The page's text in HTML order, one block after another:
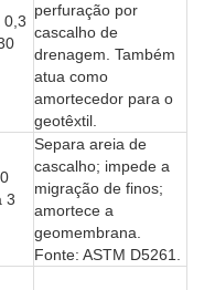
0,3
perfuração por
cascalho de
drenagem. Também
atua como
amortecedor para o
geotêxtil.
3
Separa areia de
cascalho; impede a
migração de finos;
amortece a
geomembrana.
Fonte: ASTM D5261.